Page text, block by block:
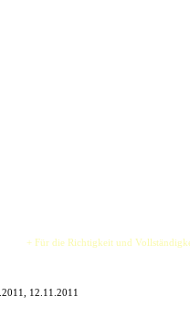
+ Für die Richtigkeit und
12.11.2011